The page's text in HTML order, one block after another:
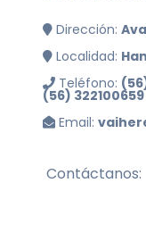
Dirección:
Localidad:
Teléfono:
(56) 322100659
Email:
Contáctanos: